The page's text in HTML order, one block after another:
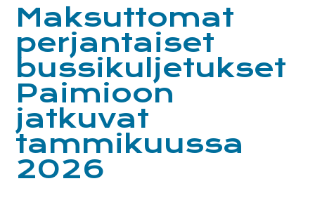
Maksuttomat
perjantaiset
bussikuljetukset
Paimioon
jatkuvat
tammikuussa
2026